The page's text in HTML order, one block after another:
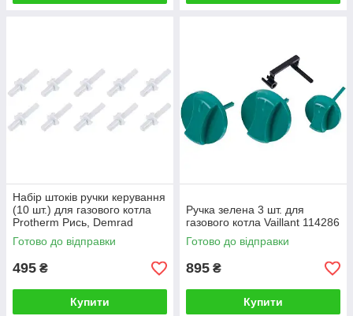
Набір штоків ручки керування
(10 шт.) для газового котла
Protherm Рись, Demrad
Kalisto D003200089
Готово до відправки
495 ₴
Купити
Ручка зелена 3 шт. для
газового котла Vaillant 114286
Готово до відправки
895 ₴
Купити